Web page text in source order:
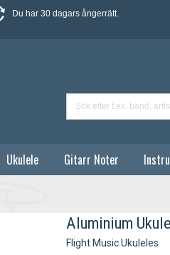
Du har 30 dagars ångerrätt.
Ukulele Gitarr Noter
Aluminium
Flight Music Ukuleles